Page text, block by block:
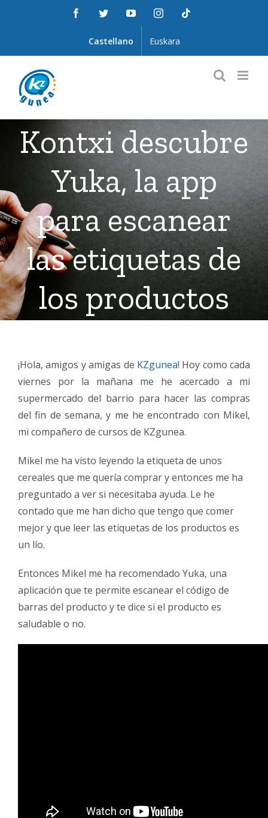
FacebookTwitterYouTubeInstagram
Castellano Euskara
Kontxi descubre
Yuka, la app
para escanear
las etiquetas de
los productos
¡Hola, amigos y amigas de KZgunea! Hoy como cada
viernes por la mañana me he acercado a mi
supermercado del barrio para hacer las compras
del fin de semana, y me he encontrado con Mikel,
mi compañero de cursos de KZgunea.
Mikel me ha visto leyendo la etiqueta de unos
cereales que me quería comprar y entonces me ha
preguntado a ver si necesitaba ayuda. Le he
contado que me han dicho que tengo que comer
mejor y que leer las etiquetas de los productos es
un lío.
Entonces Mikel me ha recomendado Yuka, una
aplicación que te permite escanear el código de
barras del producto y te dice si el producto es
saludable o no.